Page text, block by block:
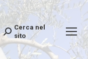
Search:
Cerca nel
sito